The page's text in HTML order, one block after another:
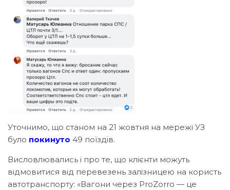
Уточнимо, що станом на 21 жовтня на мережі УЗ
було покинуто 49 поїздів.
Висловлювались і про те, що клієнти можуть
відмовитися від перевезень залізницею на користь
автотранспорту: «Вагони через ProZorro — це